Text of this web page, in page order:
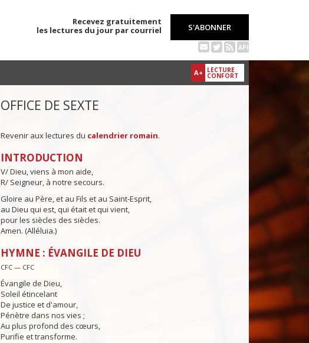
Recevez gratuitement
les lectures du jour par courriel
S'ABONNER
API
A+ LECTURE
CONFORT
OFFICE DE SEXTE
Revenir aux lectures du calendrier romain.
INTRODUCTION
V/ Dieu, viens à mon aide,
R/ Seigneur, à notre secours.
Gloire au Père, et au Fils et au Saint-Esprit,
au Dieu qui est, qui était et qui vient,
pour les siècles des siècles.
Amen. (Alléluia.)
HYMNE : ÉVANGILE DE DIEU
CFC — CFC
Évangile de Dieu,
Soleil étincelant
De justice et d'amour,
Pénètre dans nos vies ;
Au plus profond des cœurs,
Purifie et transforme.